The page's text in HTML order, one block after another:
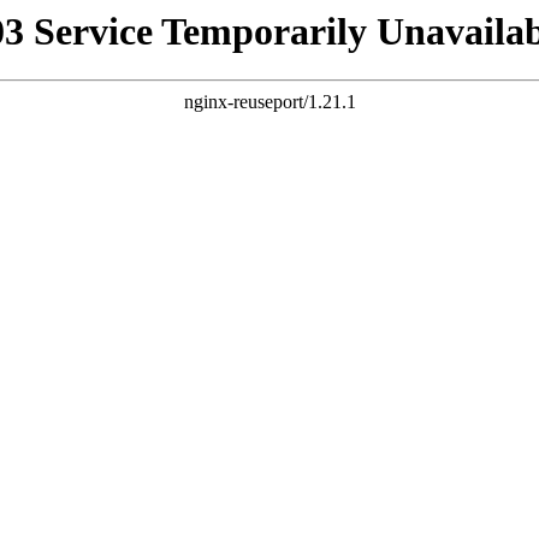
Service Temporarily
nginx-reuseport/1.21.1